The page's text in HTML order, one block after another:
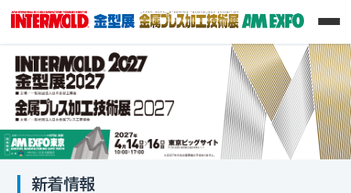
新着情報